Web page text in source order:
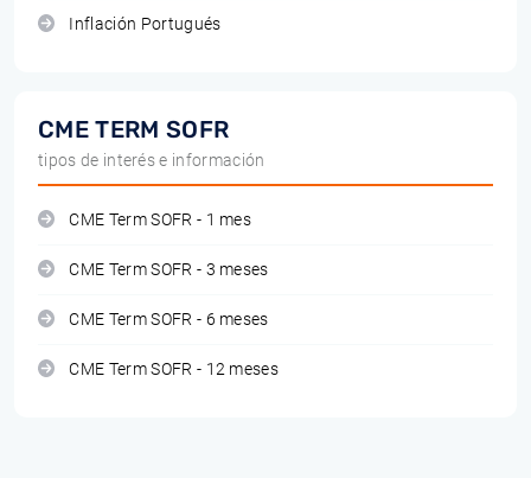
Inflación Portugués
CME TERM SOFR
tipos de interés e información
CME Term SOFR - 1 mes
CME Term SOFR - 3 meses
CME Term SOFR - 6 meses
CME Term SOFR - 12 meses